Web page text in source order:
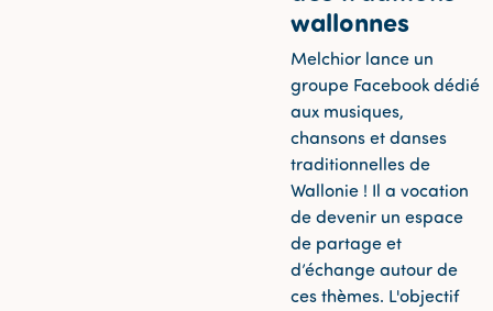
wallonnes
Melchior lance un
groupe Facebook dédié
aux musiques,
chansons et danses
traditionnelles de
Wallonie ! Il a vocation
de devenir un espace
de partage et
d’échange autour de
ces thèmes. L'objectif